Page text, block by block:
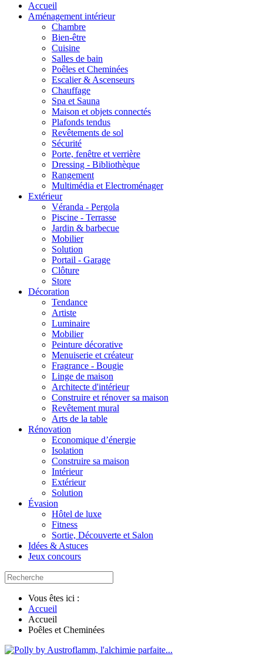
Accueil
Aménagement intérieur
Chambre
Bien-être
Cuisine
Salles de bain
Poêles et Cheminées
Escalier & Ascenseurs
Chauffage
Spa et Sauna
Maison et objets connectés
Plafonds tendus
Revêtements de sol
Sécurité
Porte, fenêtre et verrière
Dressing - Bibliothèque
Rangement
Multimédia et Electroménager
Extérieur
Véranda - Pergola
Piscine - Terrasse
Jardin & barbecue
Mobilier
Solution
Portail - Garage
Clôture
Store
Décoration
Tendance
Artiste
Luminaire
Mobilier
Peinture décorative
Menuiserie et créateur
Fragrance - Bougie
Linge de maison
Architecte d'intérieur
Construire et rénover sa maison
Revêtement mural
Arts de la table
Rénovation
Economique d’énergie
Isolation
Construire sa maison
Intérieur
Extérieur
Solution
Évasion
Hôtel de luxe
Fitness
Sortie, Découverte et Salon
Idées & Astuces
Jeux concours
Vous êtes ici :
Accueil
Accueil
Poêles et Cheminées